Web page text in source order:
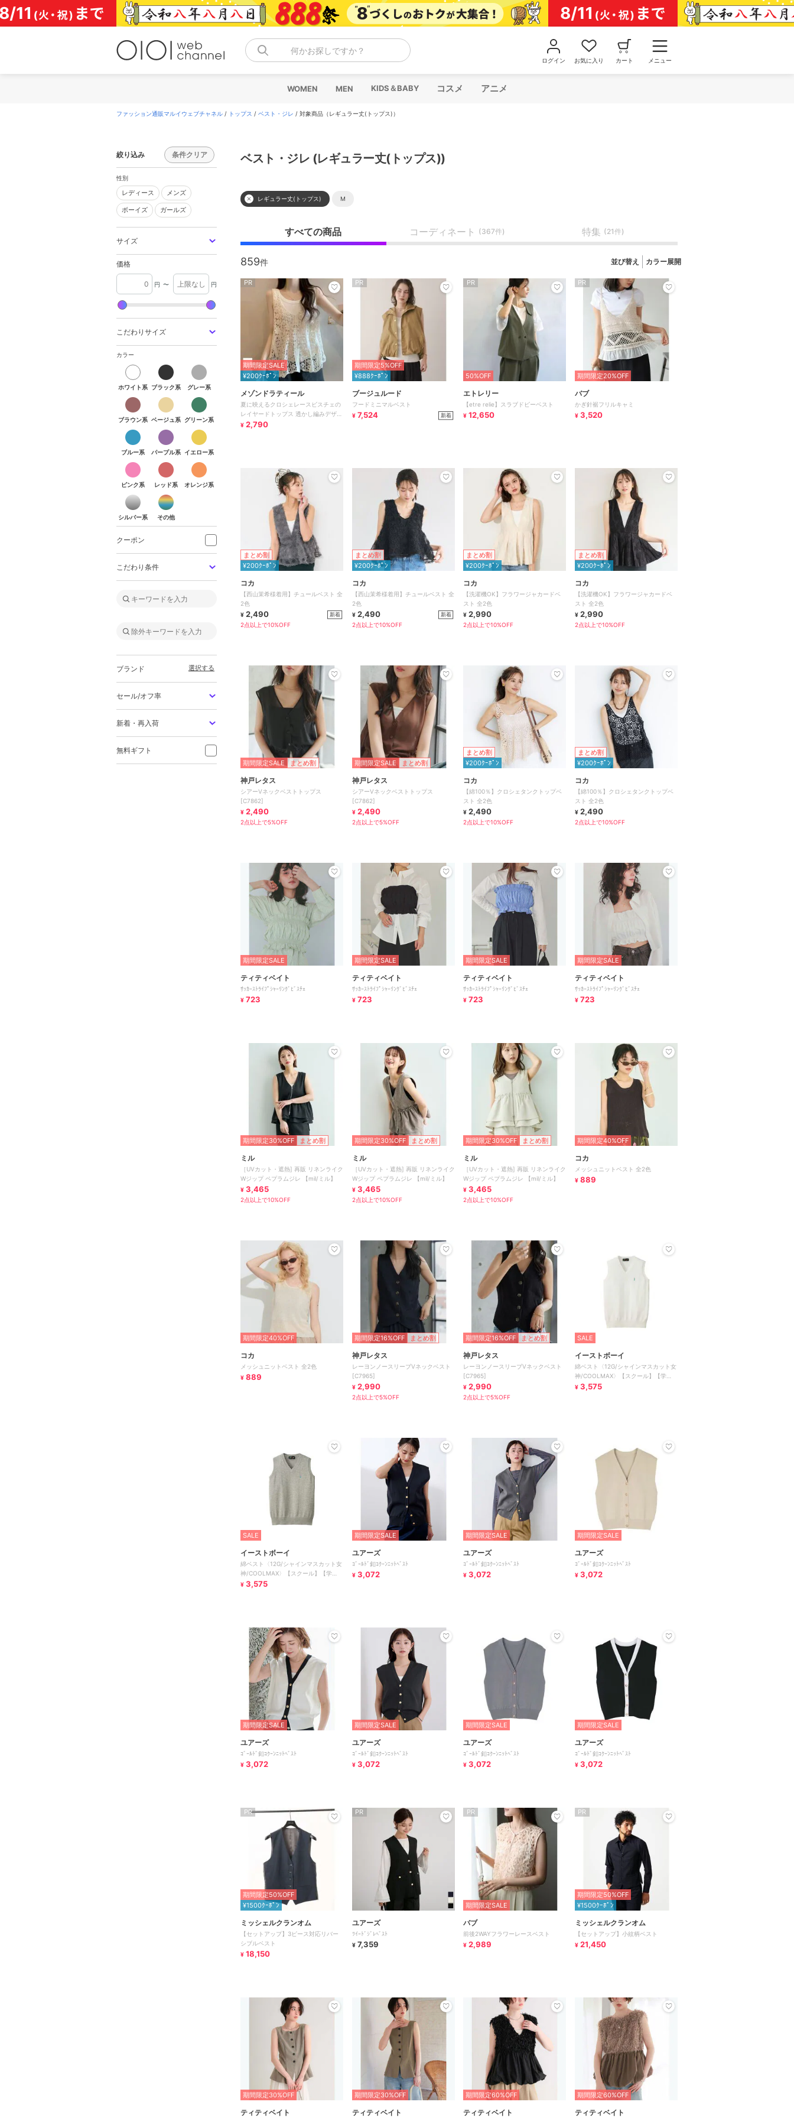
コ
ン
テ
何かお探しですか？
ログイン お気に入り カート メニュー
WOMEN MEN KIDS＆BABY コスメ アニメ
ファッション通販マルイウェブチャネル / トップス / ベスト・ジレ / 対象商品（レギュラー丈(トップス)）
絞り込み 条件クリア
性別
レディース
レディース メンズ
メンズ
ボーイズ
ボーイズ ガールズ
ガールズ
サイズ
価格
円 〜 円
こだわりサイズ
カラー
ホワイト系
ホワイト系
ブラック系
ブラック系
グレー系
グレー系
ブラウン系
ブラウン系
ベージュ系
ベージュ系
グリーン系
グリーン系
ブルー系
ブルー系
パープル系
パープル系
イエロー系
イエロー系
ピンク系
ピンク系
レッド系
レッド系
オレンジ系
オレンジ系
シルバー系
シルバー系
その他
その他
クーポン
こだわり条件
ブランド 選択する
セール/オフ率
新着・再入荷
無料ギフト
ベスト・ジレ (レギュラー丈(トップス))
レギュラー丈(トップス) M
すべての商品 コーディネート (367件) 特集 (21件)
859 並び替え カラー展開
PR
期間限定SALE
¥200ｸｰﾎﾟﾝ
メゾンドラティール
夏に映えるクロシェレースビスチェの
レイヤードトップス 透かし編みデザイ
ン
¥ 2,790
PR
期間限定5%OFF
¥888ｸｰﾎﾟﾝ
ブージュルード
フードミニマルベスト
¥ 7,524 新着
PR
50%OFF
エトレリー
【etre relie】スラブドビーベスト
¥ 12,650
PR
期間限定20%OFF
バブ
かぎ針裾フリルキャミ
¥ 3,520
まとめ割
¥200ｸｰﾎﾟﾝ
コカ
【西山茉希様着用】チュールベスト 全
2色
¥ 2,490 新着
2点以上で10%OFF
まとめ割
¥200ｸｰﾎﾟﾝ
コカ
【西山茉希様着用】チュールベスト 全
2色
¥ 2,490 新着
2点以上で10%OFF
まとめ割
¥200ｸｰﾎﾟﾝ
コカ
【洗濯機OK】フラワージャカードベ
スト 全2色
¥ 2,990
2点以上で10%OFF
まとめ割
¥200ｸｰﾎﾟﾝ
コカ
【洗濯機OK】フラワージャカードベ
スト 全2色
¥ 2,990
2点以上で10%OFF
期間限定SALE まとめ割
神戸レタス
シアーVネックベストトップス
[C7862]
¥ 2,490
2点以上で5%OFF
期間限定SALE まとめ割
神戸レタス
シアーVネックベストトップス
[C7862]
¥ 2,490
2点以上で5%OFF
まとめ割
¥200ｸｰﾎﾟﾝ
コカ
【綿100％】クロシェタンクトップベ
スト 全2色
¥ 2,490
2点以上で10%OFF
まとめ割
¥200ｸｰﾎﾟﾝ
コカ
【綿100％】クロシェタンクトップベ
スト 全2色
¥ 2,490
2点以上で10%OFF
期間限定SALE
ティティベイト
ｻｯｶｰｽﾄﾗｲﾌﾟｼｬｰﾘﾝｸﾞﾋﾞｽﾁｪ
¥ 723
期間限定SALE
ティティベイト
ｻｯｶｰｽﾄﾗｲﾌﾟｼｬｰﾘﾝｸﾞﾋﾞｽﾁｪ
¥ 723
期間限定SALE
ティティベイト
ｻｯｶｰｽﾄﾗｲﾌﾟｼｬｰﾘﾝｸﾞﾋﾞｽﾁｪ
¥ 723
期間限定SALE
ティティベイト
ｻｯｶｰｽﾄﾗｲﾌﾟｼｬｰﾘﾝｸﾞﾋﾞｽﾁｪ
¥ 723
期間限定30%OFF まとめ割
ミル
［UVカット・遮熱] 再販 リネンライク
Wジップ ペプラムジレ 【mil/ミル】
¥ 3,465
2点以上で10%OFF
期間限定30%OFF まとめ割
ミル
［UVカット・遮熱] 再販 リネンライク
Wジップ ペプラムジレ 【mil/ミル】
¥ 3,465
2点以上で10%OFF
期間限定30%OFF まとめ割
ミル
［UVカット・遮熱] 再販 リネンライク
Wジップ ペプラムジレ 【mil/ミル】
¥ 3,465
2点以上で10%OFF
期間限定40%OFF
コカ
メッシュニットベスト 全2色
¥ 889
期間限定40%OFF
コカ
メッシュニットベスト 全2色
¥ 889
期間限定16%OFF まとめ割
神戸レタス
レーヨンノースリーブVネックベスト
[C7965]
¥ 2,990
2点以上で5%OFF
期間限定16%OFF まとめ割
神戸レタス
レーヨンノースリーブVネックベスト
[C7965]
¥ 2,990
2点以上で5%OFF
SALE
イーストボーイ
綿ベスト〈12G/シャインマスカット女
神/COOLMAX〉【スクール】【学
生】【通学】【学校】
¥ 3,575
SALE
イーストボーイ
綿ベスト〈12G/シャインマスカット女
神/COOLMAX〉【スクール】【学
生】【通学】【学校】
¥ 3,575
期間限定SALE
ユアーズ
ｺﾞｰﾙﾄﾞ釦ｺｸｰﾝﾆｯﾄﾍﾞｽﾄ
¥ 3,072
期間限定SALE
ユアーズ
ｺﾞｰﾙﾄﾞ釦ｺｸｰﾝﾆｯﾄﾍﾞｽﾄ
¥ 3,072
期間限定SALE
ユアーズ
ｺﾞｰﾙﾄﾞ釦ｺｸｰﾝﾆｯﾄﾍﾞｽﾄ
¥ 3,072
期間限定SALE
ユアーズ
ｺﾞｰﾙﾄﾞ釦ｺｸｰﾝﾆｯﾄﾍﾞｽﾄ
¥ 3,072
期間限定SALE
ユアーズ
ｺﾞｰﾙﾄﾞ釦ｺｸｰﾝﾆｯﾄﾍﾞｽﾄ
¥ 3,072
期間限定SALE
ユアーズ
ｺﾞｰﾙﾄﾞ釦ｺｸｰﾝﾆｯﾄﾍﾞｽﾄ
¥ 3,072
期間限定SALE
ユアーズ
ｺﾞｰﾙﾄﾞ釦ｺｸｰﾝﾆｯﾄﾍﾞｽﾄ
¥ 3,072
PR
期間限定50%OFF
¥1500ｸｰﾎﾟﾝ
ミッシェルクランオム
【セットアップ】3ピース対応リバー
シブルベスト
¥ 18,150
PR
ユアーズ
ﾂｲｰﾄﾞｼﾞﾚﾍﾞｽﾄ
¥ 7,359
PR
期間限定SALE
バブ
前後2WAYフラワーレースベスト
¥ 2,989
PR
期間限定50%OFF
¥1500ｸｰﾎﾟﾝ
ミッシェルクランオム
【セットアップ】小紋柄ベスト
¥ 21,450
期間限定30%OFF
ティティベイト
期間限定30%OFF
ティティベイト
期間限定60%OFF
ティティベイト
期間限定60%OFF
ティティベイト